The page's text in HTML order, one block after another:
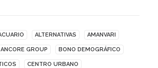
ALTERNATIVAS AMANVARI
ANCORE GROUP BONO DEMOGRÁFICO
CENTRO URBANO